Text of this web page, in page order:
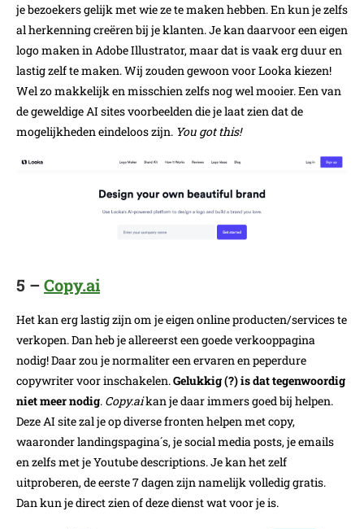
je bezoekers gelijk met wie ze te maken hebben. En kun je zelfs
al herkenning creëren bij je klanten. Je kan daarvoor een eigen
logo maken in Adobe Illustrator, maar dat is vaak erg duur en
lastig zelf te maken. Wij zouden gewoon voor Looka kiezen!
Wel zo makkelijk en misschien zelfs nog wel mooier. Een van
de geweldige AI sites voorbeelden die je laat zien dat de
mogelijkheden eindeloos zijn. You got this!
5 –Copy.ai
Het kan erg lastig zijn om je eigen online producten/services te
verkopen. Dan heb je allereerst een goede verkooppagina
nodig! Daar zou je normaliter een ervaren en peperdure
copywriter voor inschakelen.Gelukkig (?) is dat tegenwoordig
niet meer nodig. Copy.aikan je daar immers goed bij helpen.
Deze AI site zal je op diverse fronten helpen met copy,
waaronder landingspagina´s, je social media posts, je emails
en zelfs met je Youtube descriptions. Je kan het zelf
uitproberen, de eerste 7 dagen zijn namelijk volledig gratis.
Dan kun je direct zien of deze dienst wat voor je is.